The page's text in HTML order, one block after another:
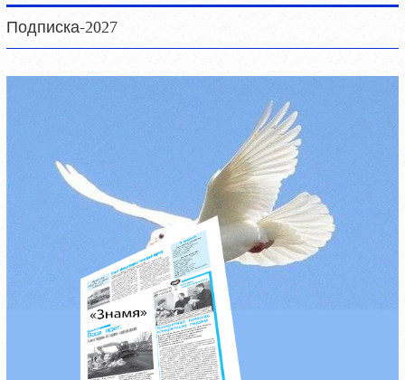
Подписка-2027